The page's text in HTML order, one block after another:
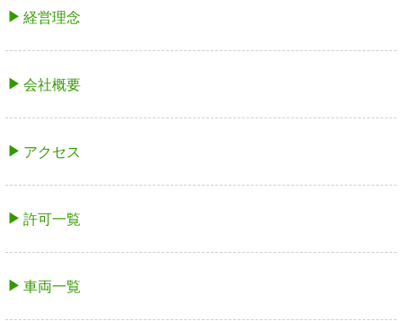
経営理念
会社概要
アクセス
許可一覧
車両一覧